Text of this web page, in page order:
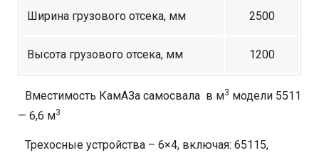
Ширина грузового отсека, мм 2500
Высота грузового отсека, мм 1200
Вместимость КамАЗа самосвала в м3 модели 5511
— 6,6 м3
Трехосные устройства – 6×4, включая: 65115,